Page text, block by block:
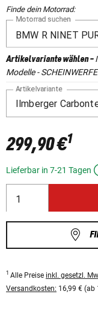
Finde dein Motorrad:
Motorrad suchen
Artikelvariante wählen-
Modelle -
Artikelvariante
299,90 €1
Lieferbar in 7-21 Tagen
1 Alle Preise inkl. gesetzl.
Versandkosten: 16,99 € (ab